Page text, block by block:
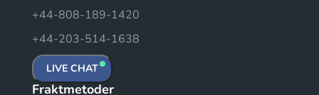
+44-808-189-1420
+44-203-514-1638
LIVE CHAT
Fraktmetoder